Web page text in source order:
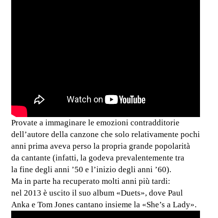
Provate a immaginare le emozioni contradditorie
dell’autore della canzone che solo relativamente pochi
anni prima aveva perso la propria grande popolarità
da cantante (infatti, la godeva prevalentemente tra
la fine degli anni ’50 e l’inizio degli anni ’60).
Ma in parte ha recuperato molti anni più tardi:
nel 2013 è uscito il suo album «Duets», dove Paul
Anka e Tom Jones cantano insieme la «She’s a Lady».